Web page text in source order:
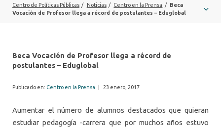
Centro de Políticas Públicas / Noticias / Centro en la Prensa /
Beca
Vocación de Profesor llega a récord de postulantes – Eduglobal
Beca Vocación de Profesor llega a récord de
postulantes – Eduglobal
Publicado en: Centro en la Prensa 23 enero, 2017
Aumentar el número de alumnos destacados que quieran
estudiar pedagogía -carrera que por muchos años estuvo